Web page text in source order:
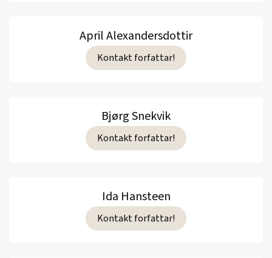
April Alexandersdottir
Kontakt forfattar!
Bjørg Snekvik
Kontakt forfattar!
Ida Hansteen
Kontakt forfattar!